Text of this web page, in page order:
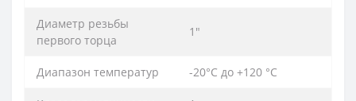
Диаметр резьбы
первого торца
1″
Диапазон температур -20°С до +120 °С